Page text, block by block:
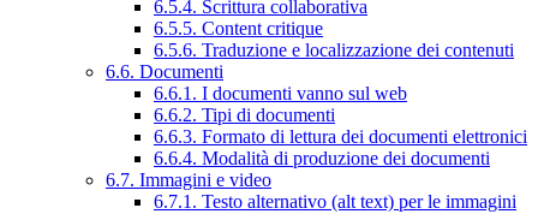
6.5.4. Scrittura collaborativa
6.5.5. Content critique
6.5.6. Traduzione e localizzazione dei contenuti
6.6. Documenti
6.6.1. I documenti vanno sul web
6.6.2. Tipi di documenti
6.6.3. Formato di lettura dei documenti elettronici
6.6.4. Modalità di produzione dei documenti
6.7. Immagini e video
6.7.1. Testo alternativo (alt text) per le immagini